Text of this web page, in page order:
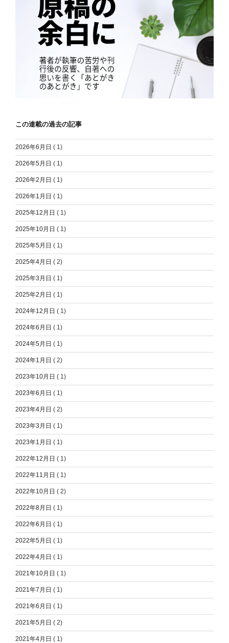
この連載の過去の記事
2026年6月日 ( 1)
2026年5月日 ( 1)
2026年2月日 ( 1)
2026年1月日 ( 1)
2025年12月日 ( 1)
2025年10月日 ( 1)
2025年5月日 ( 1)
2025年4月日 ( 2)
2025年3月日 ( 1)
2025年2月日 ( 1)
2024年12月日 ( 1)
2024年6月日 ( 1)
2024年5月日 ( 1)
2024年1月日 ( 2)
2023年10月日 ( 1)
2023年6月日 ( 1)
2023年4月日 ( 2)
2023年3月日 ( 1)
2023年1月日 ( 1)
2022年12月日 ( 1)
2022年11月日 ( 1)
2022年10月日 ( 2)
2022年8月日 ( 1)
2022年6月日 ( 1)
2022年5月日 ( 1)
2022年4月日 ( 1)
2021年10月日 ( 1)
2021年7月日 ( 1)
2021年6月日 ( 1)
2021年5月日 ( 2)
2021年4月日 ( 1)